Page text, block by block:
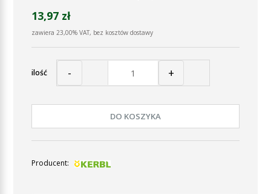
13,97 zł
zawiera 23,00% VAT, bez kosztów dostawy
ilość - +
DO KOSZYKA
Producent: